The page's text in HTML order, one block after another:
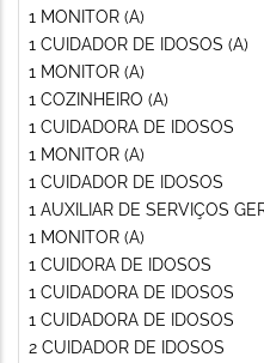
1 MONITOR (A)
1 CUIDADOR DE IDOSOS (A)
1 MONITOR (A)
1 COZINHEIRO (A)
1 CUIDADORA DE IDOSOS
1 MONITOR (A)
1 CUIDADOR DE IDOSOS
1 AUXILIAR DE SERVIÇOS
1 MONITOR (A)
1 CUIDORA DE IDOSOS
1 CUIDADORA DE IDOSOS
1 CUIDADORA DE IDOSOS
2 CUIDADOR DE IDOSOS